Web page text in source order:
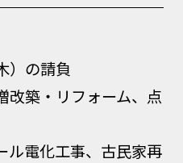
）の請負
改築・リフォーム、点
ル電化工事、古民家再